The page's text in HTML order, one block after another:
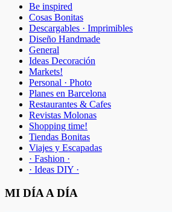
Be inspired
Cosas Bonitas
Descargables · Imprimibles
Diseño Handmade
General
Ideas Decoración
Markets!
Personal · Photo
Planes en Barcelona
Restaurantes & Cafes
Revistas Molonas
Shopping time!
Tiendas Bonitas
Viajes y Escapadas
· Fashion ·
· Ideas DIY ·
MI DÍA A DÍA